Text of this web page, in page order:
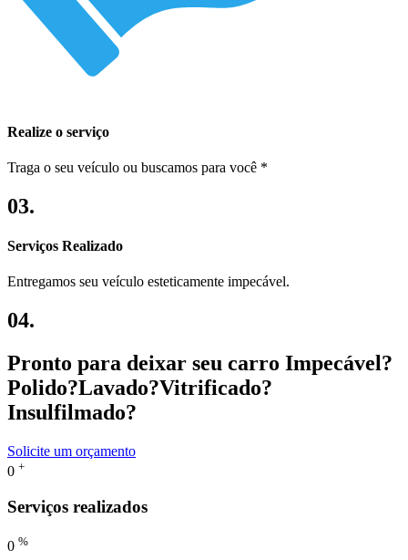
Realize o serviço
Traga o seu veículo ou buscamos para você *
03.
Serviços Realizado
Entregamos seu veículo esteticamente impecável.
04.
Pronto para deixar seu carro Impecável?
Polido?Lavado?Vitrificado?
Insulfilmado?
Solicite um orçamento
0 +
Serviços realizados
0 %